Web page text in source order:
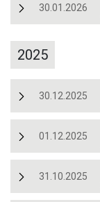
30.01.2026
2025
30.12.2025
01.12.2025
31.10.2025